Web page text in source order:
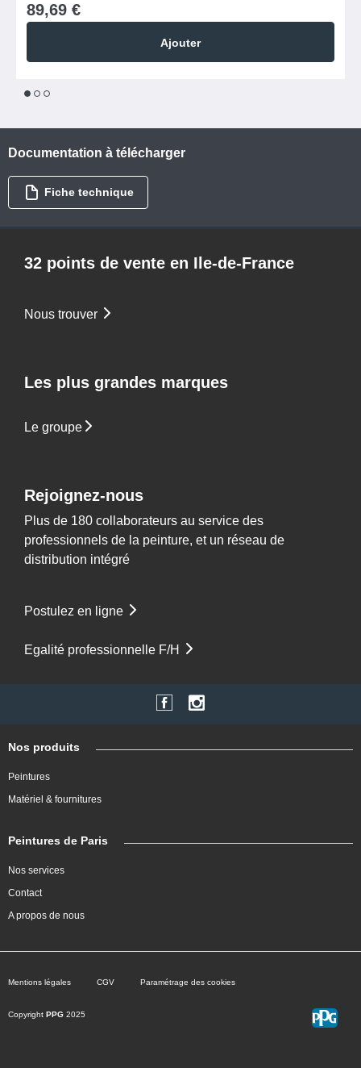
89,69 €
Ajouter
1 2
Documentation à télécharger
Fiche technique
32 points de vente en Ile-de-France
Nous trouver
Les plus grandes marques
Le groupe
Rejoignez-nous
Plus de 180 collaborateurs au service des
professionnels de la peinture, et un réseau de
distribution intégré
Postulez en ligne
Egalité professionnelle F/H
Nos produits
Peintures
Matériel & fournitures
Peintures de Paris
Nos services
Contact
A propos de nous
Mentions légales CGV Paramétrage des cookies
Copyright PPG 2025